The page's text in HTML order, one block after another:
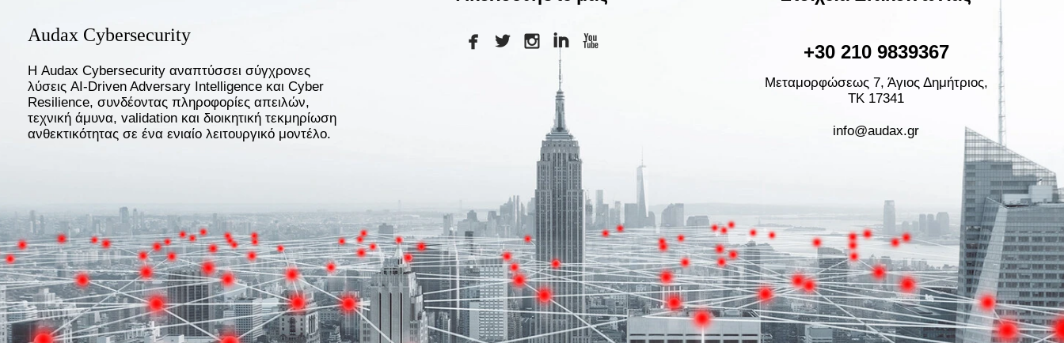
Audax Cybersecurity
Η Audax Cybersecurity αναπτύσσει σύγχρονες
λύσεις AI-Driven Adversary Intelligence και Cyber
Resilience, συνδέοντας πληροφορίες απειλών,
τεχνική άμυνα, validation και διοικητική τεκμηρίωση
ανθεκτικότητας σε ένα ενιαίο λειτουργικό μοντέλο.
+30 210 9839367
Μεταμορφώσεως 7, Άγιος Δημήτριος,
ΤΚ 17341
info@audax.gr